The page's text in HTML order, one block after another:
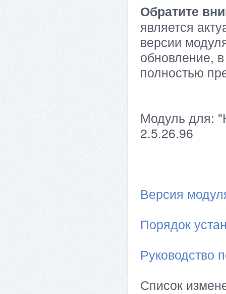
Обратите
является
версии
обновление,
полностью
Модуль для:
2.5.26.96
Версия
Порядок
Руководство
Список